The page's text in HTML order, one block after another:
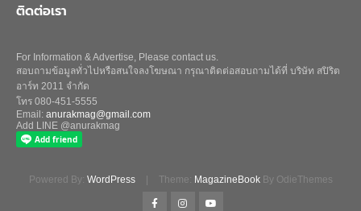
ติดต่อเรา
For Information & Advertise, Please contact us.
สอบถามข้อมูลทั่วไปหรือสนใจลงโฆษณา กรุณาติดต่อสอบถามได้ที่ บริษัท สปิริต
อาร์ท 2011 จำกัด
โทร 080-451-5555
Email: anurakmag@gmail.com
Add LINE @anurakmag
Powered By: WordPress | Theme: MagazineBookBy OdieThemes